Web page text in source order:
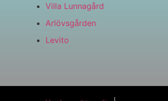
Villa Lunnagård
Arlövsgården
Levito